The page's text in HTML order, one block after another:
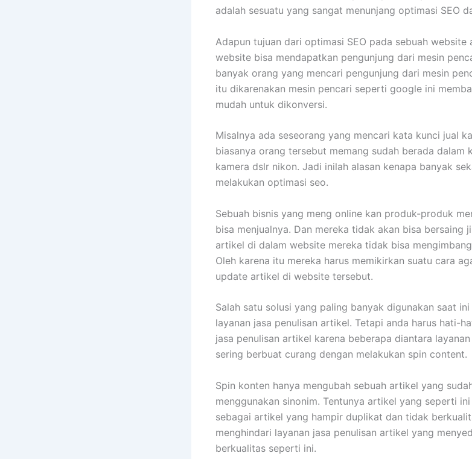
adalah sesuatu yang sangat menunjang optimasi SEO
Adapun tujuan dari optimasi SEO pada sebuah website
website bisa mendapatkan pengunjung dari mesin
banyak orang yang mencari pengunjung dari mesin
itu dikarenakan mesin pencari seperti google ini
mudah untuk dikonversi.
Misalnya ada seseorang yang mencari kata kunci jual
biasanya orang tersebut memang sudah berada dalam
kamera dslr nikon. Jadi inilah alasan kenapa banyak
melakukan optimasi seo.
Sebuah bisnis yang meng online kan produk-produk
bisa menjualnya. Dan mereka tidak akan bisa bersaing
artikel di dalam website mereka tidak bisa
Oleh karena itu mereka harus memikirkan suatu cara
update artikel di website tersebut.
Salah satu solusi yang paling banyak digunakan saat
layanan jasa penulisan artikel. Tetapi anda harus hati-
jasa penulisan artikel karena beberapa diantara
sering berbuat curang dengan melakukan spin content.
Spin konten hanya mengubah sebuah artikel yang
menggunakan sinonim. Tentunya artikel yang seperti
sebagai artikel yang hampir duplikat dan tidak
menghindari layanan jasa penulisan artikel yang
berkualitas seperti ini.